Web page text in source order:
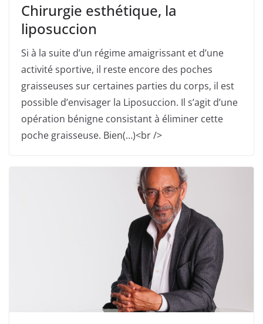
Chirurgie esthétique, la
liposuccion
Si à la suite d’un régime amaigrissant et d’une
activité sportive, il reste encore des poches
graisseuses sur certaines parties du corps, il est
possible d’envisager la Liposuccion. Il s’agit d’une
opération bénigne consistant à éliminer cette
poche graisseuse. Bien(…)<br />